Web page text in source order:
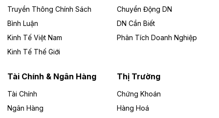
Công ty TNHH Năng lượng môi trường Bắc Giang làm
Theo vietnamfinance.vn
Đức Long Gia Lai mở rộng ‘hệ sinh thái’
Lai
Bốn doanh nghiệp có sự góp vốn của Công ty Cổ
phần Tập đoàn Đức Long Gia Lai (HoSE: DLG) được
Truyền Thông Chính Sách
Bình Luận
Kinh Tế Việt Nam
Kinh Tế Thế Giới
Chuyển Động DN
DN Cần Biết
Phân Tích Doanh Nghiệp
Tài Chính & Ngân Hàng
Tài Chính
Ngân Hàng
Thị Trường
Chứng Khoán
Hàng Hoá